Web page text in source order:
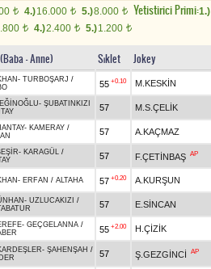
t 4.)16.000 t 5.)8.000 t Yetistirici Primi:1.)
t 4.)2.400 t 5.)1.200 t
- Anne) Sıklet Jokey
- TURBOŞARJ /
55 +0.10 M.KESKİN
- ŞUBATINKIZI
57 M.S.ÇELİK
- KAMERAY /
57 A.KAÇMAZ
- KARAGÜL /
57 F.ÇETİNBAŞ AP
- ERFAN / ALTAHA 57 +0.20 A.KURŞUN
- UZLUCAKIZI /
57 E.SİNCAN
- GEÇGELANNA /
55 +2.00 H.ÇİZİK
- ŞAHENŞAH /
57 Ş.GEZGİNCİ AP